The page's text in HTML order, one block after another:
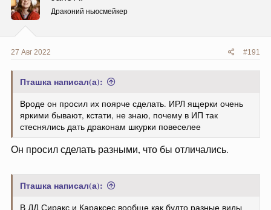
и
:
Драконий ньюсмейкер
27 Авг 2022 #191
Пташка написал(а):
Вроде он просил их поярче сделать. ИРЛ ящерки очень
яркими бывают, кстати, не знаю, почему в ИП так
стеснялись дать драконам шкурки повеселее
Он просил сделать разными, что бы отличались.
Пташка написал(а):
В ДД Сиракс и Караксес вообще как будто разные виды